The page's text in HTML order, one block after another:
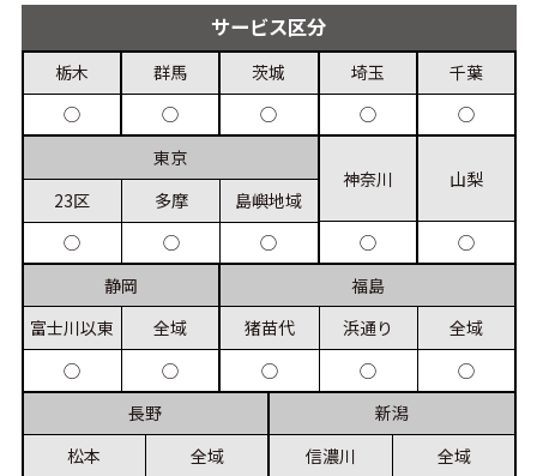
サービス区分
栃木
◯
群馬
◯
茨城
◯
埼玉
◯
千葉
◯
東京
23区
◯
多摩
◯
島嶼地域
◯
神奈川
◯
山梨
◯
静岡
富士川以東
◯
全域
◯
福島
猪苗代
◯
浜通り
◯
全域
◯
長野
松本
全域
新潟
信濃川
全域